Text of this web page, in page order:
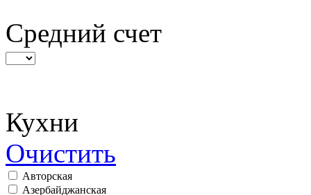
Средний счет
Кухни
Очистить
Авторская
Азербайджанская